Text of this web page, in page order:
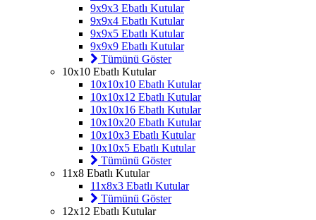
9x9x3 Ebatlı Kutular
9x9x4 Ebatlı Kutular
9x9x5 Ebatlı Kutular
9x9x9 Ebatlı Kutular
Tümünü Göster
10x10 Ebatlı Kutular
10x10x10 Ebatlı Kutular
10x10x12 Ebatlı Kutular
10x10x16 Ebatlı Kutular
10x10x20 Ebatlı Kutular
10x10x3 Ebatlı Kutular
10x10x5 Ebatlı Kutular
Tümünü Göster
11x8 Ebatlı Kutular
11x8x3 Ebatlı Kutular
Tümünü Göster
12x12 Ebatlı Kutular